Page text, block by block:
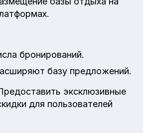
бронирований.
базу предложений.
эксклюзивные
для пользователей